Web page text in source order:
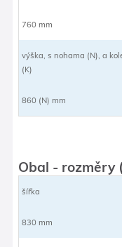
760 mm
výška, s nohama (N), a
(K)
860 (N) mm
Obal - rozměry
šířka
830 mm